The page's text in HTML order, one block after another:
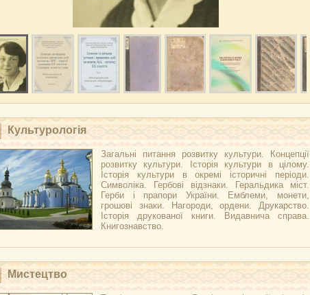
Культурологія
Загальні питання розвитку культури. Концепції
розвитку культури. Історія культури в цілому.
Історія культури в окремі історичні періоди.
Символіка. Гербові відзнаки. Геральдика міст.
Герби і прапори України. Емблеми, монети,
грошові знаки. Нагороди, ордени. Друкарство.
Історія друкованої книги. Видавнича справа.
Книгознавство.
Мистецтво